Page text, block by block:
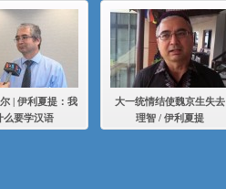
| 伊利夏提：我
么要学汉语
大一统情结使魏京生失去
理智 / 伊利夏提